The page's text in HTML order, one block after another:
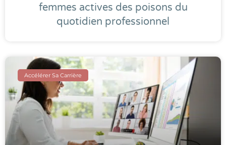
femmes actives des poisons du
quotidien professionnel
Accélérer Sa Carrière